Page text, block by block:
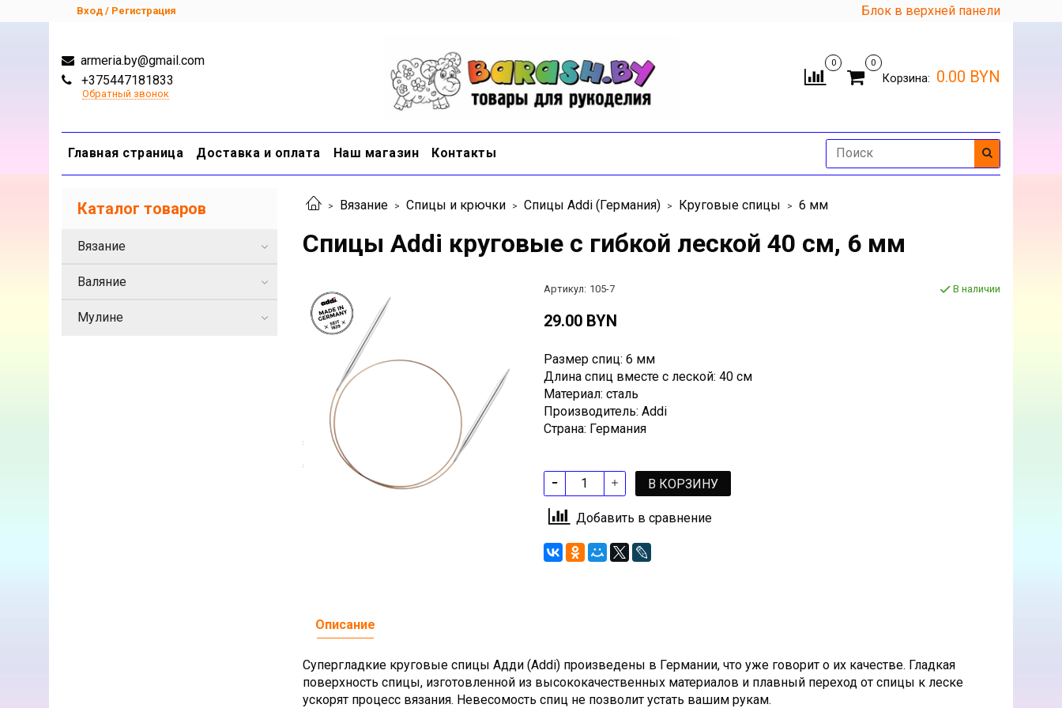
Вход / Регистрация Блок в верхней панели
armeria.by@gmail.com
+375447181833
Обратный звонок
0 0
Корзина: 0.00 BYN
Главная страница Доставка и оплата Наш магазин Контакты
Вязание Спицы и крючки Спицы Addi (Германия) Круговые спицы 6 мм
Спицы Addi круговые с гибкой леской 40 см, 6 мм
Артикул: 105-7 В наличии
29.00 BYN
Размер спиц: 6 мм
Длина спиц вместе с леской: 40 см
Материал: сталь
Производитель: Addi
Страна: Германия
В КОРЗИНУ
Добавить в сравнение
Описание
Супергладкие круговые спицы Адди (Addi) произведены в Германии, что уже говорит о их качестве. Гладкая
поверхность спицы, изготовленной из высококачественных материалов и плавный переход от спицы к леске
ускорят процесс вязания. Невесомость спиц не позволит устать вашим рукам.
Каталог товаров
Вязание
Валяние
Мулине